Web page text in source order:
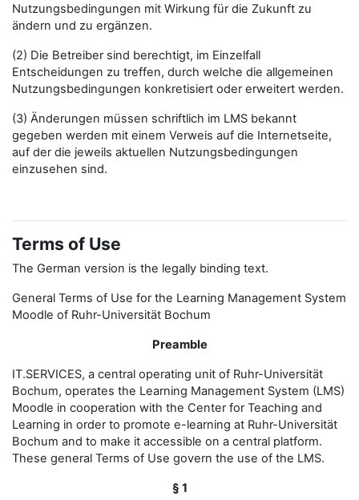
Nutzungsbedingungen mit Wirkung für die Zukunft zu
ändern und zu ergänzen.
(2) Die Betreiber sind berechtigt, im Einzelfall
Entscheidungen zu treffen, durch welche die allgemeinen
Nutzungsbedingungen konkretisiert oder erweitert werden.
(3) Änderungen müssen schriftlich im LMS bekannt
gegeben werden mit einem Verweis auf die Internetseite,
auf der die jeweils aktuellen Nutzungsbedingungen
einzusehen sind.
Terms of Use
The German version is the legally binding text.
General Terms of Use for the Learning Management System
Moodle of Ruhr-Universität Bochum
Preamble
IT.SERVICES, a central operating unit of Ruhr-Universität
Bochum, operates the Learning Management System (LMS)
Moodle in cooperation with the Center for Teaching and
Learning in order to promote e-learning at Ruhr-Universität
Bochum and to make it accessible on a central platform.
These general Terms of Use govern the use of the LMS.
§ 1